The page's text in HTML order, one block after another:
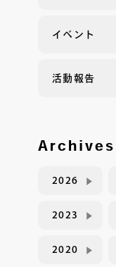
イベント
活動報告
Archives
2026
2023
2020